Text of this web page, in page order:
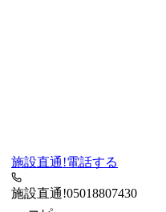
施設直通!電話する
施設直通!05018807430